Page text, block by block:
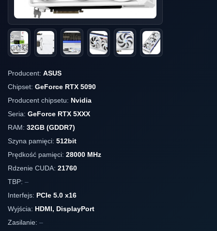
Producent: ASUS
Chipset: GeForce RTX 5090
Producent chipsetu: Nvidia
Seria: GeForce RTX 5XXX
RAM: 32GB (GDDR7)
Szyna pamięci: 512bit
Prędkość pamięci: 28000 MHz
Rdzenie CUDA: 21760
TBP: –
Interfejs: PCIe 5.0 x16
Wyjścia: HDMI, DisplayPort
Zasilanie: –